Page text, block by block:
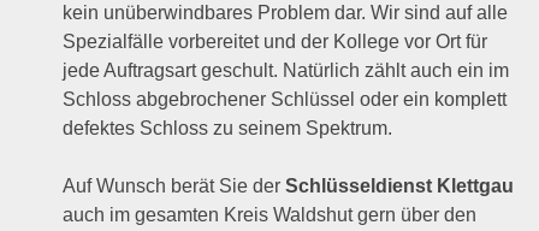
kein unüberwindbares Problem dar. Wir sind auf alle
Spezialfälle vorbereitet und der Kollege vor Ort für
jede Auftragsart geschult. Natürlich zählt auch ein im
Schloss abgebrochener Schlüssel oder ein komplett
defektes Schloss zu seinem Spektrum.
Auf Wunsch berät Sie derSchlüsseldienst Klettgau
auch im gesamten Kreis Waldshut gern über den